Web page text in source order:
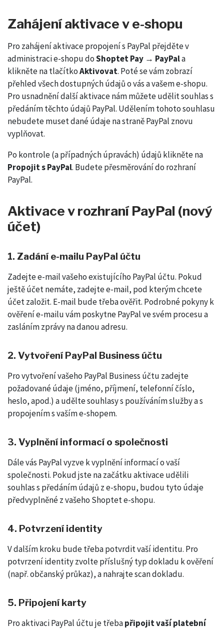
Zahájení aktivace v e-shopu
Pro zahájení aktivace propojení s PayPal přejděte v
administraci e-shopu doShoptet Pay → PayPala
klikněte na tlačítkoAktivovat. Poté se vám zobrazí
přehled všech dostupných údajů o vás a vašem e-shopu.
Pro usnadnění další aktivace nám můžete udělit souhlas s
předáním těchto údajů PayPal. Udělením tohoto souhlasu
nebudete muset dané údaje na straně PayPal znovu
vyplňovat.
Po kontrole (a případných úpravách) údajů klikněte na
Propojit s PayPal. Budete přesměrování do rozhraní
PayPal.
Aktivace v rozhraní PayPal (nový
účet)
1. Zadání e-mailu PayPal účtu
Zadejte e-mail vašeho existujícího PayPal účtu. Pokud
ještě účet nemáte, zadejte e-mail, pod kterým chcete
účet založit. E-mail bude třeba ověřit. Podrobné pokyny k
ověření e-mailu vám poskytne PayPal ve svém procesu a
zasláním zprávy na danou adresu.
2. Vytvoření PayPal Business účtu
Pro vytvoření vašeho PayPal Business účtu zadejte
požadované údaje (jméno, příjmení, telefonní číslo,
heslo, apod.) a udělte souhlasy s používáním služby a s
propojením s vaším e-shopem.
3. Vyplnění informací o společnosti
Dále vás PayPal vyzve k vyplnění informací o vaší
společnosti. Pokud jste na začátku aktivace udělili
souhlas s předáním údajů z e-shopu, budou tyto údaje
předvyplněné z vašeho Shoptet e-shopu.
4. Potvrzení identity
V dalším kroku bude třeba potvrdit vaší identitu. Pro
potvrzení identity zvolte příslušný typ dokladu k ověření
(např. občanský průkaz), a nahrajte scan dokladu.
5. Připojení karty
Pro aktivaci PayPal účtu je třebapřipojit vaší platební